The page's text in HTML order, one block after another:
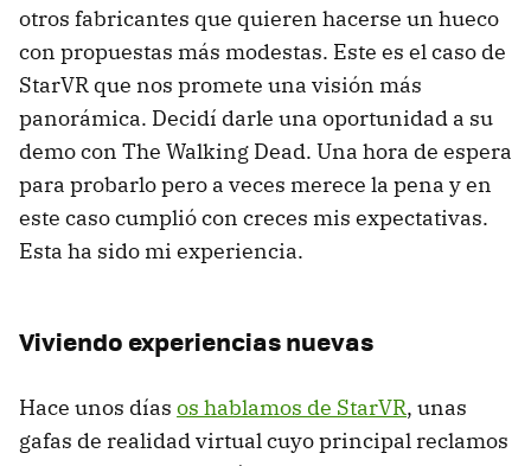
otros fabricantes que quieren hacerse un hueco
con propuestas más modestas. Este es el caso de
StarVR que nos promete una visión más
panorámica. Decidí darle una oportunidad a su
demo con The Walking Dead. Una hora de espera
para probarlo pero a veces merece la pena y en
este caso cumplió con creces mis expectativas.
Esta ha sido mi experiencia.
Viviendo experiencias nuevas
Hace unos días os hablamos de StarVR, unas
gafas de realidad virtual cuyo principal reclamos